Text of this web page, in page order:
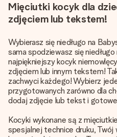
Mięciutki kocyk dla
zdjęciem lub tekstem!
Wybierasz się niedługo na
sama spodziewasz się
najpiękniejszy kocyk
zdjęciem lub innym tekstem!
zachwyci każdego! Wybierz
przygotowanych zarówno dla
dodaj zdjęcie lub tekst i
Kocyki wykonane są z
spesjalnej technice druku,